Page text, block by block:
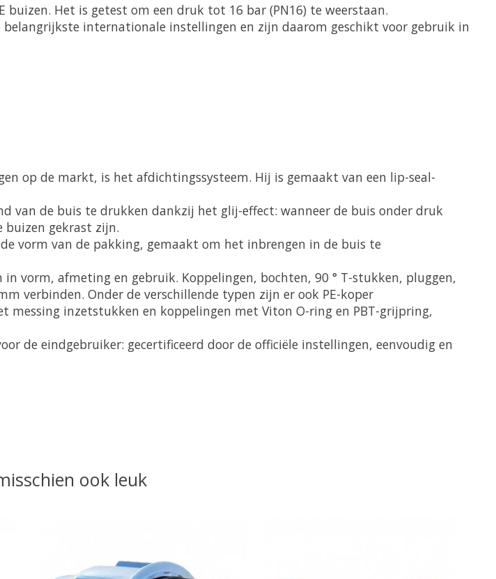
Het is getest om een ​​druk tot 16 bar (PN16) te weerstaan.
internationale instellingen en zijn daarom geschikt voor gebruik in
op de markt, is het afdichtingssysteem. Hij is gemaakt van een lip-seal-
van de buis te drukken dankzij het glij-effect: wanneer de buis onder druk
buizen gekrast zijn.
vorm van de pakking, gemaakt om het inbrengen in de buis te
vorm, afmeting en gebruik. Koppelingen, bochten, 90 ° T-stukken, pluggen,
verbinden. Onder de verschillende typen zijn er ook PE-koper
messing inzetstukken en koppelingen met Viton O-ring en PBT-grijpring,
de eindgebruiker: gecertificeerd door de officiële instellingen, eenvoudig en
ook leuk